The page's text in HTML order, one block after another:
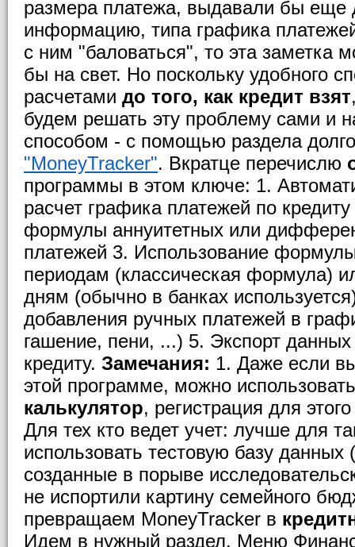
размера платежа, выдавали бы еще
информацию, типа графика
с ним "баловаться", то эта заметка
бы на свет. Но поскольку удобного
расчетами до того, как кредит взят
будем решать эту проблему сами и
способом - с помощью раздела
"MoneyTracker". Вкратце перечислю
программы в этом ключе: 1.
расчет графика платежей по
формулы аннуитетных или
платежей 3. Использование
периодам (классическая формула)
дням (обычно в банках
добавления ручных платежей в
гашение, пени, ...) 5. Экспорт
кредиту. Замечания: 1. Даже если
этой программе, можно
калькулятор, регистрация для
Для тех кто ведет учет: лучше для
использовать тестовую базу
созданные в порыве
не испортили картину семейного
превращаем MoneyTracker в
Идем в нужный раздел. Меню